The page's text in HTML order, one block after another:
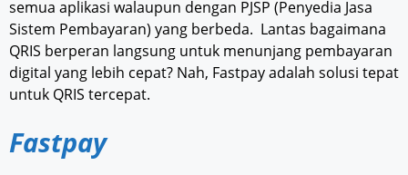
semua aplikasi walaupun dengan PJSP (Penyedia Jasa
Sistem Pembayaran) yang berbeda. Lantas bagaimana
QRIS berperan langsung untuk menunjang pembayaran
digital yang lebih cepat? Nah, Fastpay adalah solusi tepat
untuk QRIS tercepat.
Fastpay